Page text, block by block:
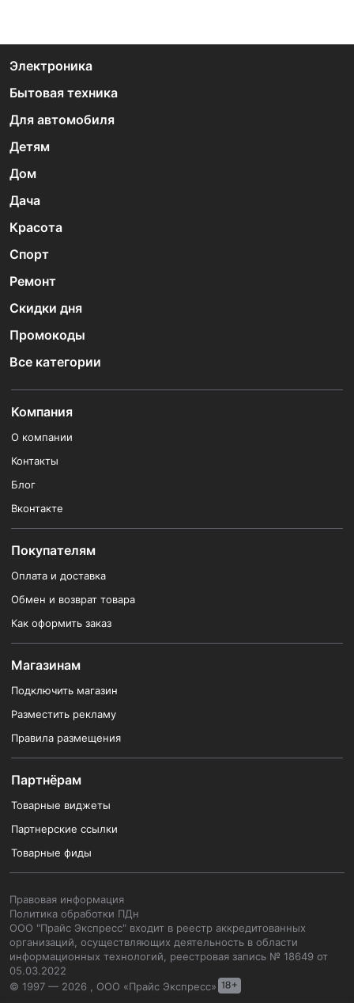
Электроника
Бытовая техника
Для автомобиля
Детям
Дом
Дача
Красота
Спорт
Ремонт
Скидки дня
Промокоды
Все категории
Компания
О компании
Контакты
Блог
Вконтакте
Покупателям
Оплата и доставка
Обмен и возврат товара
Как оформить заказ
Магазинам
Подключить магазин
Разместить рекламу
Правила размещения
Партнёрам
Товарные виджеты
Партнерские ссылки
Товарные фиды
Правовая информация
Политика обработки ПДн
ООО "Прайс Экспресс" входит в реестр аккредитованных
организаций, осуществляющих деятельность в области
информационных технологий, реестровая запись № 18649 от
05.03.2022
© 1997 — 2026 , ООО «Прайс Экспресс»